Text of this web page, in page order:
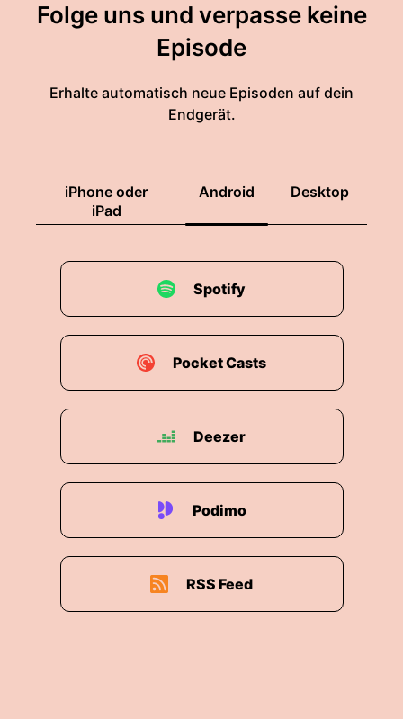
Folge uns und verpasse keine
Episode
Erhalte automatisch neue Episoden auf dein
Endgerät.
iPhone oder
iPad
Android Desktop
Spotify
Pocket Casts
Deezer
Podimo
RSS Feed